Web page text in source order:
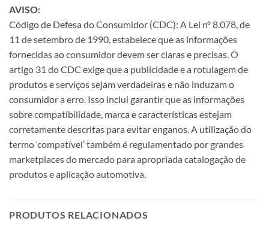
AVISO:
Código de Defesa do Consumidor (CDC): A Lei nº 8.078, de
11 de setembro de 1990, estabelece que as informações
fornecidas ao consumidor devem ser claras e precisas. O
artigo 31 do CDC exige que a publicidade e a rotulagem de
produtos e serviços sejam verdadeiras e não induzam o
consumidor a erro. Isso inclui garantir que as informações
sobre compatibilidade, marca e características estejam
corretamente descritas para evitar enganos. A utilização do
termo ‘compatível’ também é regulamentado por grandes
marketplaces do mercado para apropriada catalogação de
produtos e aplicação automotiva.
PRODUTOS RELACIONADOS